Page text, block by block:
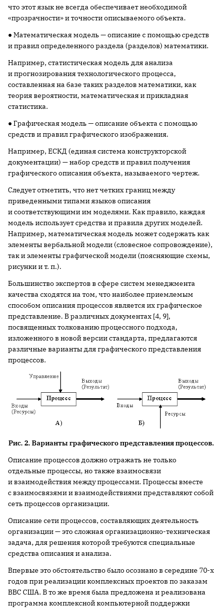
что этот язык не всегда обеспечивает необходимой
«прозрачности» и точности описываемого объекта.
● Математическая модель — описание с помощью средств
и правил определенного раздела (разделов) математики.
Например, статистическая модель для анализа
и прогнозирования технологического процесса,
составленная на базе таких разделов математики, как
теория вероятности, математическая и прикладная
статистика.
● Графическая модель — описание объекта с помощью
средств и правил графического изображения.
Например, ЕСКД (единая система конструкторской
документации) — набор средств и правил получения
графического описания объекта, называемого чертеж.
Следует отметить, что нет четких границ между
приведенными типами языков описания
и соответствующими им моделями. Как правило, каждая
модель использует средства и правила других моделей.
Например, математическая модель может содержать как
элементы вербальной модели (словесное сопровождение),
так и элементы графической модели (поясняющие схемы,
рисунки и т. п.).
Большинство экспертов в сфере систем менеджмента
качества сходятся на том, что наиболее приемлемым
способом описания процессов является их графическое
представление. В различных документах [4, 9],
посвященных толкованию процессного подхода,
изложенного в новой версии стандарта, предлагаются
различные варианты для графического представления
процессов.
Рис. 2. Варианты графического представления процессов.
Описание процессов должно отражать не только
отдельные процессы, но также взаимосвязи
и взаимодействия между процессами. Процессы вместе
с взаимосвязями и взаимодействиями представляют собой
сеть процессов организации.
Описание сети процессов, составляющих деятельность
организации — это сложная организационно-техническая
задача, для решения которой требуются специальные
средства описания и анализа.
Впервые это обстоятельство было осознано в середине 70-х
годов при реализации комплексных проектов по заказам
ВВС США. В то же время была предложена и реализована
программа комплексной компьютерной поддержки